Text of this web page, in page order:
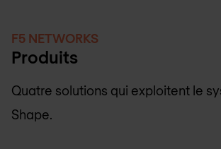
F5 NETWORKS
Produits
Quatre solutions qui exploitent le
Shape.